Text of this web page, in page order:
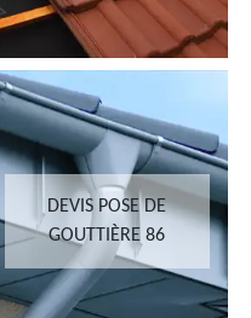
DEVIS POSE DE
GOUTTIÈRE 86